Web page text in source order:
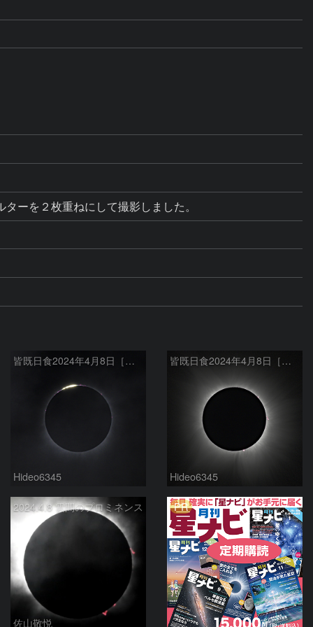
ーを２枚重ねにして撮影しました。
皆既日食2024年4月8日［第２接触時のダイヤモンドリング］
Hideo6345
皆既日食2024年4月8日［内部コロナとプロミネンス］
Hideo6345
2024.4.8 雲間のプロミネンス
佐山敬悦
PR